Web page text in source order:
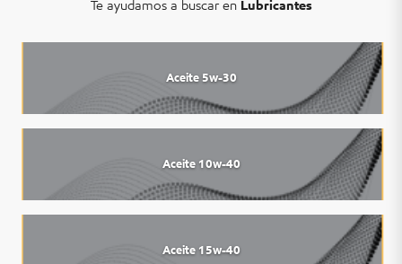
Te ayudamos a buscar en Lubricantes
Aceite 5w-30
Aceite 10w-40
Aceite 15w-40